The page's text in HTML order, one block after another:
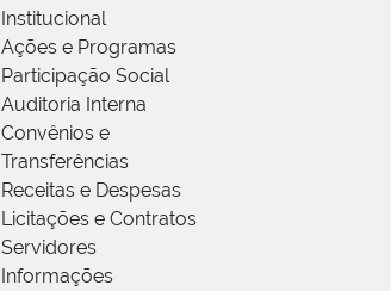
Institucional
Ações e Programas
Participação Social
Auditoria Interna
Convênios e
Transferências
Receitas e Despesas
Licitações e Contratos
Servidores
Informações